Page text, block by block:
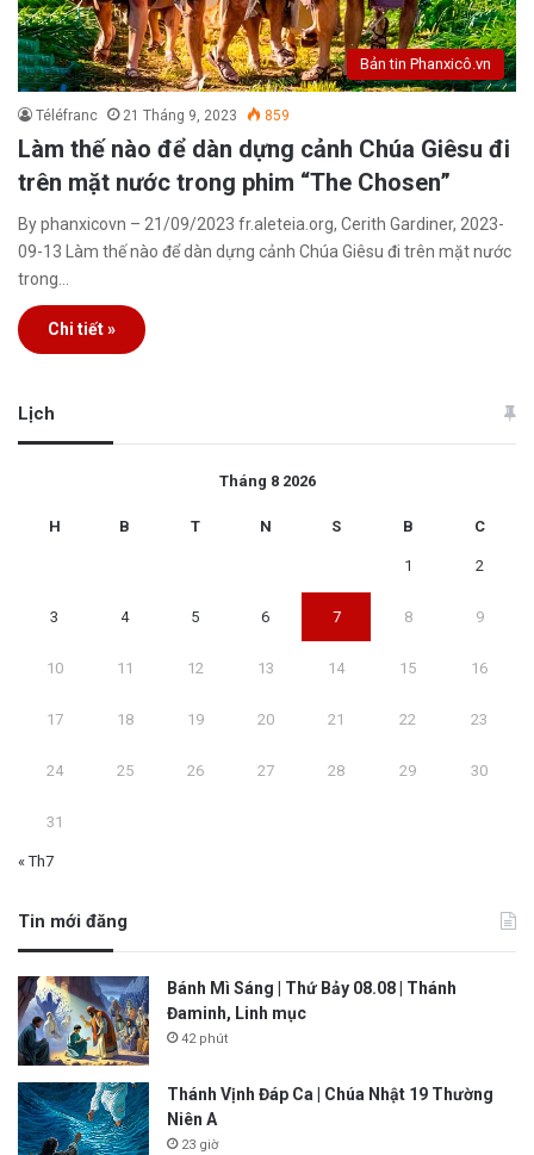
Bản tin Phanxicô.vn
Téléfranc 21 Tháng 9, 2023 859
Làm thế nào để dàn dựng cảnh Chúa Giêsu đi
trên mặt nước trong phim “The Chosen”
By phanxicovn – 21/09/2023 fr.aleteia.org, Cerith Gardiner, 2023-
09-13 Làm thế nào để dàn dựng cảnh Chúa Giêsu đi trên mặt nước
trong…
Chi tiết »
Lịch
Tháng 8 2026
H B T N S B C
1 2
3 4 5 6 7 8 9
10 11 12 13 14 15 16
17 18 19 20 21 22 23
24 25 26 27 28 29 30
31
« Th7
Tin mới đăng
Bánh Mì Sáng | Thứ Bảy 08.08 | Thánh
Đaminh, Linh mục
42 phút
Thánh Vịnh Đáp Ca | Chúa Nhật 19 Thường
Niên A
23 giờ